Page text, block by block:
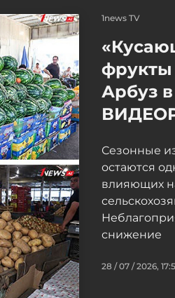
1news TV
Арбуз
Сезонные
остаются
влияющих
снижение
28 / 07 / 2026,